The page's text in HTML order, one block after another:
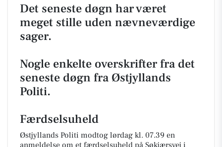
Det seneste døgn har været
meget stille uden nævneværdige
sager.
Nogle enkelte overskrifter fra det
seneste døgn fra Østjyllands
Politi.
Færdselsuheld
Østjyllands Politi modtog lørdag kl. 07.39 en
anmeldelse om et færdselsuheld på Søkjærsvej i